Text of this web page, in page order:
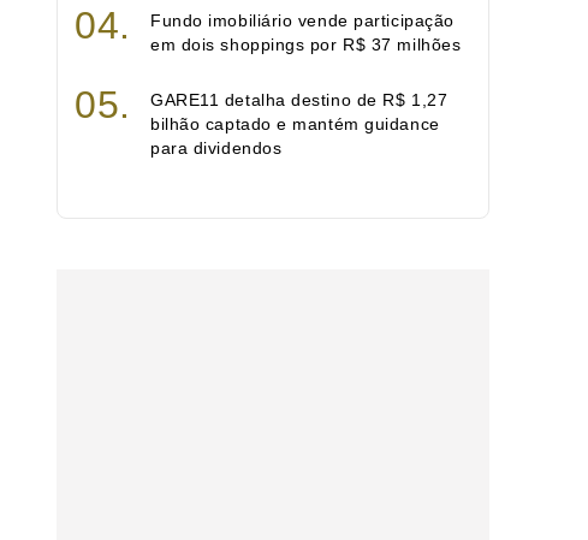
Fundo imobiliário vende participação
em dois shoppings por R$ 37 milhões
GARE11 detalha destino de R$ 1,27
bilhão captado e mantém guidance
para dividendos